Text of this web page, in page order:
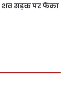
शव सड़क पर फेंका